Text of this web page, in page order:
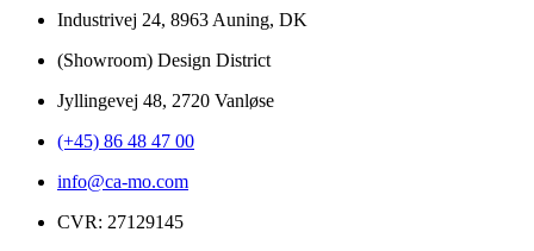
Industrivej 24, 8963 Auning, DK
(Showroom) Design District
Jyllingevej 48, 2720 Vanløse
(+45) 86 48 47 00
info@ca-mo.com
CVR: 27129145